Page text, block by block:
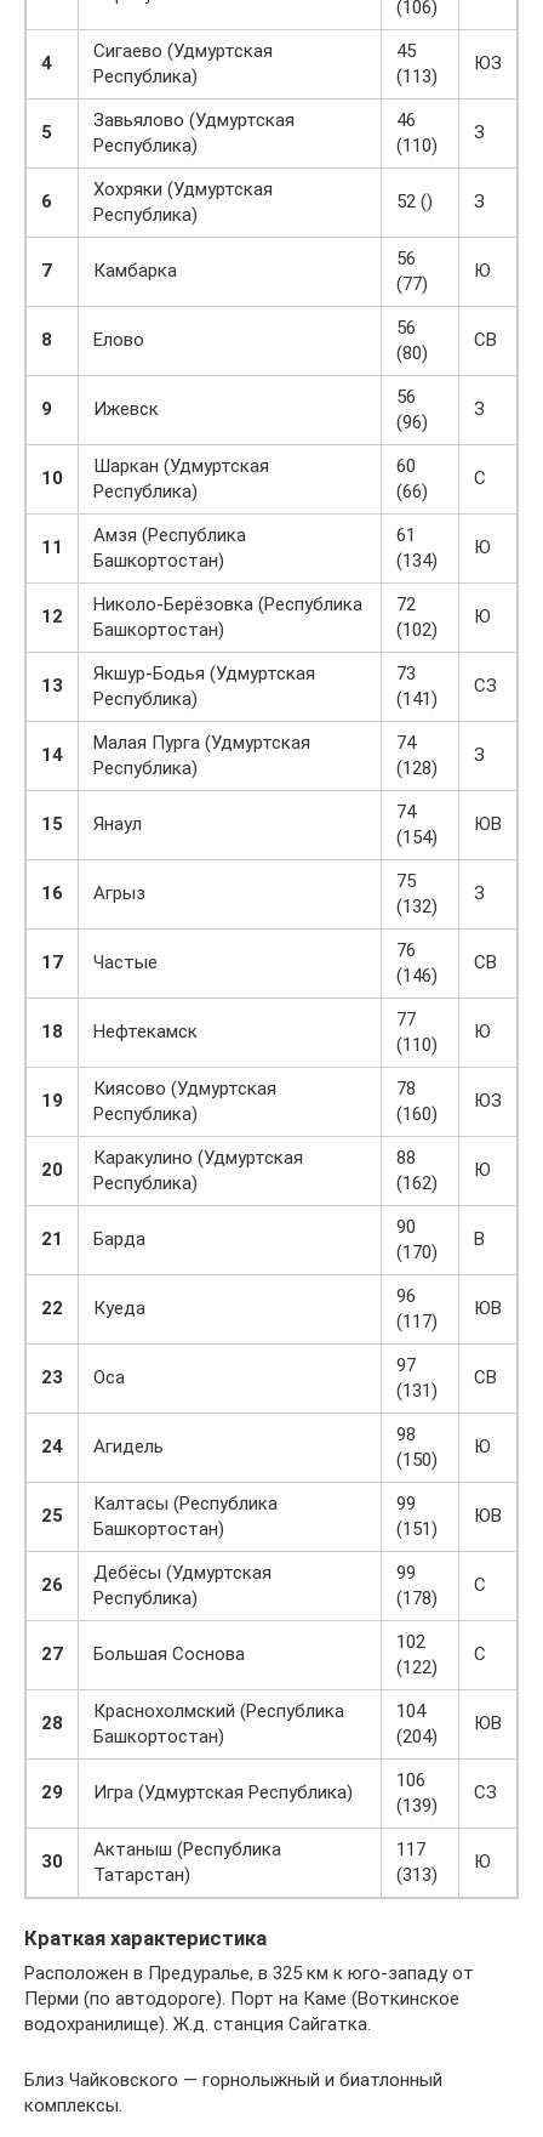
(106)
4
Сигаево (Удмуртская
Республика)
45
(113)
ЮЗ
5
Завьялово (Удмуртская
Республика)
46
(110)
З
6
Хохряки (Удмуртская
Республика)
52 () З
7 Камбарка
56
(77)
Ю
8 Елово
56
(80)
СВ
9 Ижевск
56
(96)
З
10
Шаркан (Удмуртская
Республика)
60
(66)
С
11
Амзя (Республика
Башкортостан)
61
(134)
Ю
12
Николо-Берёзовка (Республика
Башкортостан)
72
(102)
Ю
13
Якшур-Бодья (Удмуртская
Республика)
73
(141)
СЗ
14
Малая Пурга (Удмуртская
Республика)
74
(128)
З
15 Янаул
74
(154)
ЮВ
16 Агрыз
75
(132)
З
17 Частые
76
(146)
СВ
18 Нефтекамск
77
(110)
Ю
19
Киясово (Удмуртская
Республика)
78
(160)
ЮЗ
20
Каракулино (Удмуртская
Республика)
88
(162)
Ю
21 Барда
90
(170)
В
22 Куеда
96
(117)
ЮВ
23 Оса
97
(131)
СВ
24 Агидель
98
(150)
Ю
25
Калтасы (Республика
Башкортостан)
99
(151)
ЮВ
26
Дебёсы (Удмуртская
Республика)
99
(178)
С
27 Большая Соснова
102
(122)
С
28
Краснохолмский (Республика
Башкортостан)
104
(204)
ЮВ
29 Игра (Удмуртская Республика)
106
(139)
СЗ
30
Актаныш (Республика
Татарстан)
117
(313)
Ю
Краткая характеристика
Расположен в Предуралье, в 325 км к юго-западу от
Перми (по автодороге). Порт на Каме (Воткинское
водохранилище). Ж.д. станция Сайгатка.
Близ Чайковского — горнолыжный и биатлонный
комплексы.